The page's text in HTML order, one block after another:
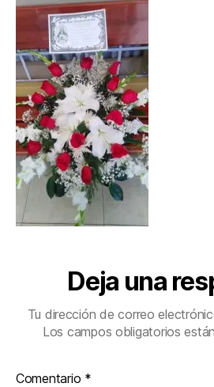
Deja una
Tu dirección de correo
Los campos obligatorios
Comentario *